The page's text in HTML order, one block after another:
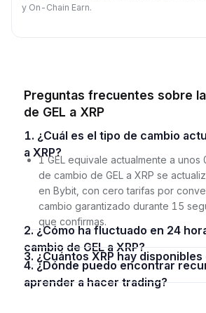
y On-Chain Earn.
Preguntas frecuentes sobre
de GEL a XRP
1. ¿Cuál es el tipo de cambio actual de 1 GEL
a XRP?
1 GEL equivale actualmente a unos
de cambio de GEL a XRP se
en Bybit, con cero tarifas por
cambio garantizado durante 15
que confirmas.
2. ¿Cómo ha fluctuado en 24 horas el tipo de
cambio de GEL a XRP?
3. ¿Cuántos XRP hay
4. ¿Dónde puedo encontrar recursos para
aprender a hacer trading?